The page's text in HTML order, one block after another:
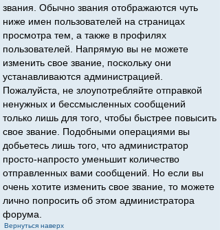
звания. Обычно звания отображаются чуть
ниже имен пользователей на страницах
просмотра тем, а также в профилях
пользователей. Напрямую вы не можете
изменить свое звание, поскольку они
устанавливаются администрацией.
Пожалуйста, не злоупотребляйте отправкой
ненужных и бессмысленных сообщений
только лишь для того, чтобы быстрее повысить
свое звание. Подобными операциями вы
добьетесь лишь того, что администратор
просто-напросто уменьшит количество
отправленных вами сообщений. Но если вы
очень хотите изменить свое звание, то можете
лично попросить об этом администратора
форума.
Вернуться наверх